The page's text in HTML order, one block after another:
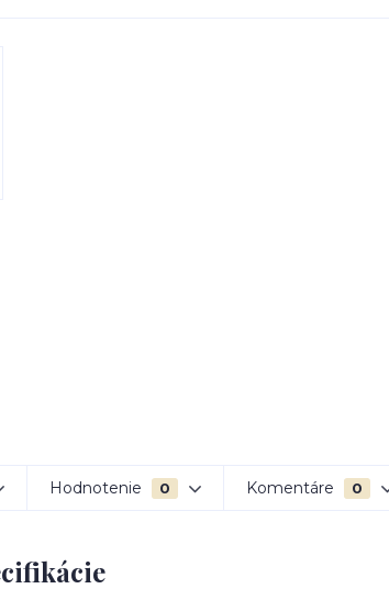
Hodnotenie 0 Komentáre 0